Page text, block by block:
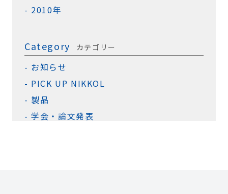
2010年
Category カテゴリー
お知らせ
PICK UP NIKKOL
製品
学会・論文発表